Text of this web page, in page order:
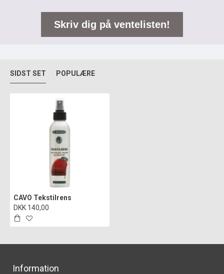
Skriv dig på ventelisten!
SIDST SET POPULÆRE
CAVO Tekstilrens
DKK 140,00
Information